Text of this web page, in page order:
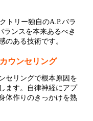
トリー独自のA.P.バラ
ランスを本来あるべき
のある技術です。
ウンセリング
セリングで根本原因を
ます。自律神経にアプ
体作りのきっかけを熟